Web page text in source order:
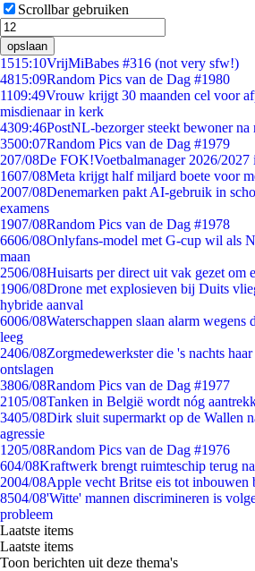
Scrollbar gebruiken
opslaan
1515:10VrijMiBabes #316 (not very sfw!)
4815:09Random Pics van de Dag #1980
1109:49Vrouw krijgt 30 maanden cel voor
misdienaar in kerk
4309:46PostNL-bezorger steekt bewoner na
3500:07Random Pics van de Dag #1979
207/08De FOK!Voetbalmanager 2026/2027
1607/08Meta krijgt half miljard boete voor
2007/08Denemarken pakt AI-gebruik in
examens
1907/08Random Pics van de Dag #1978
6606/08Onlyfans-model met G-cup wil als
maan
2506/08Huisarts per direct uit vak gezet om
1906/08Drone met explosieven bij Duits
hybride aanval
6006/08Waterschappen slaan alarm wegens
leeg
2406/08Zorgmedewerkster die 's nachts
ontslagen
3806/08Random Pics van de Dag #1977
2105/08Tanken in België wordt nóg
3405/08Dirk sluit supermarkt op de Wallen
agressie
1205/08Random Pics van de Dag #1976
604/08Kraftwerk brengt ruimteschip terug
2004/08Apple vecht Britse eis tot inbouwen
8504/08'Witte' mannen discrimineren is
probleem
Laatste items
Laatste items
Toon berichten uit deze thema's